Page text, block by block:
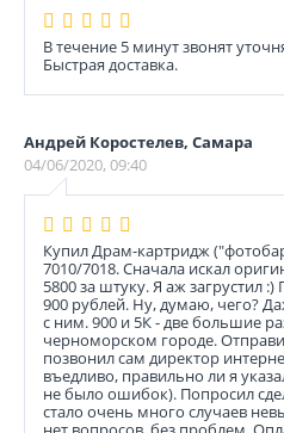
В течение 5 минут звонят
Быстрая доставка.
Андрей Коростелев, Самара
04/06/2020, 09:40
Купил Драм-картридж
7010/7018. Сначала искал
5800 за штуку. Я аж загрустил
900 рублей. Ну, думаю, чего?
с ним. 900 и 5К - две большие
черноморском городе.
позвонил сам директор
въедливо, правильно ли я
не было ошибок). Попросил
стало очень много случаев